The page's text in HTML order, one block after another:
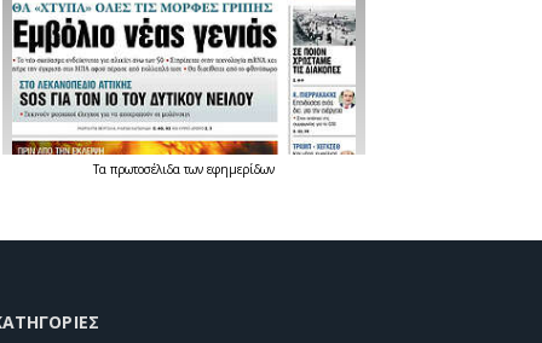
Τα πρωτοσέλιδατων εφημερίδων